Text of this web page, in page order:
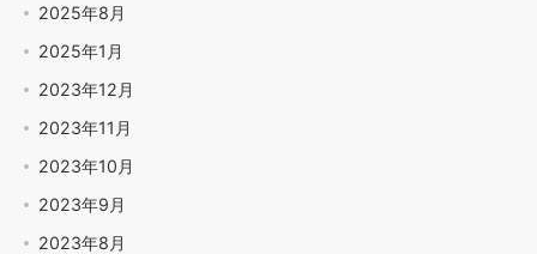
2025年8月
2025年1月
2023年12月
2023年11月
2023年10月
2023年9月
2023年8月